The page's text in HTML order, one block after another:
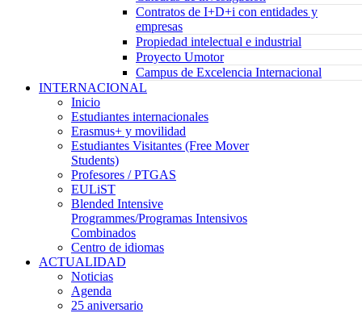
Contratos de I+D+i con entidades y
empresas
Propiedad intelectual e industrial
Proyecto Umotor
Campus de Excelencia Internacional
INTERNACIONAL
Inicio
Estudiantes internacionales
Erasmus+ y movilidad
Estudiantes Visitantes (Free Mover
Students)
Profesores / PTGAS
EULiST
Blended Intensive
Programmes/Programas Intensivos
Combinados
Centro de idiomas
ACTUALIDAD
Noticias
Agenda
25 aniversario